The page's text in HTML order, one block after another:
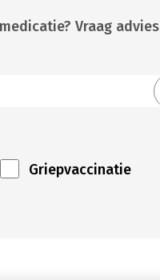
Vraag advies
Griepvaccinatie